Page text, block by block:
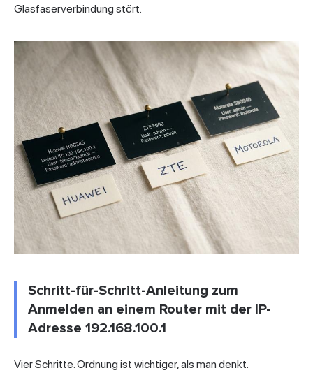
Glasfaserverbindung stört.
Schritt-für-Schritt-Anleitung zum
Anmelden an einem Router mit der IP-
Adresse 192.168.100.1
Vier Schritte. Ordnung ist wichtiger, als man denkt.